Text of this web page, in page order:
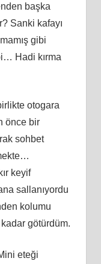
başka
Sanki kafayı
gibi
Hadi kırma
otogara
önce bir
sohbet
keyif
sallanıyordu
kolumu
götürdüm.
eteği